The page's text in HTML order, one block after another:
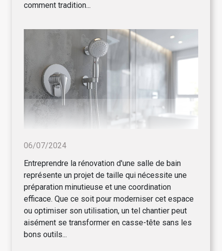
comment tradition...
06/07/2024
Entreprendre la rénovation d'une salle de bain
représente un projet de taille qui nécessite une
préparation minutieuse et une coordination
efficace. Que ce soit pour moderniser cet espace
ou optimiser son utilisation, un tel chantier peut
aisément se transformer en casse-tête sans les
bons outils...